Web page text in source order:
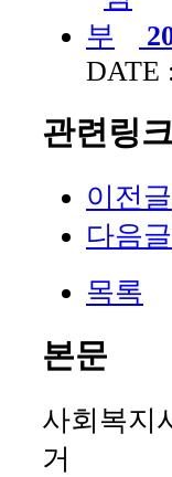
DATE
관련링크
이전글
다음글
목록
본문
사회복지
거